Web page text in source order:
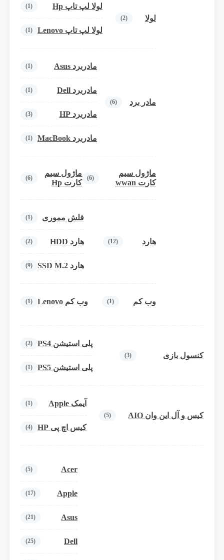
لولا (2)
لولا لپ تاپ Hp (1)
لولا لپ تاپ Lenovo (1)
مادر برد (6)
مادربرد Asus (1)
مادربرد Dell (1)
مادربرد HP (3)
مادربرد MacBook (1)
ماژول سیم
کارت wwan
(6)
ماژول سیم
کارت Hp
(6)
هارد (12)
فلش مموری (1)
هارد HDD (2)
هارد SSD M.2 (9)
وب کم (1) وب کم Lenovo (1)
کنسول بازی (3)
پلی استیشن PS4 (2)
پلی استیشن PS5 (1)
کیس و آل این وان AIO (5)
آیمک Apple (1)
کیس اچ پی HP (4)
Acer
(5)
Apple
(17)
Asus
(21)
Dell
(25)